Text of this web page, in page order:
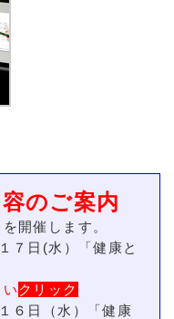
のご案内
開催します。
７日(水）「健康と
クリック
６日（水）「健康